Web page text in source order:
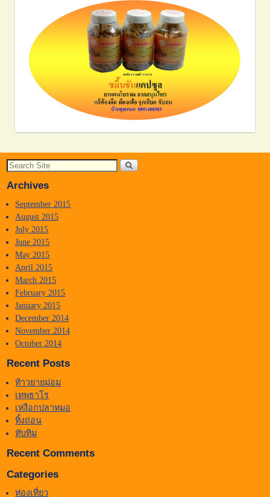
Archives
September 2015
August 2015
July 2015
June 2015
May 2015
April 2015
March 2015
February 2015
January 2015
December 2014
November 2014
October 2014
Recent Posts
ท้าวยายม่อม
เทพธาโร
เหงือกปลาหมอ
ทิ้งถ่อน
ทับทิม
Recent Comments
Categories
ท่องเที่ยว